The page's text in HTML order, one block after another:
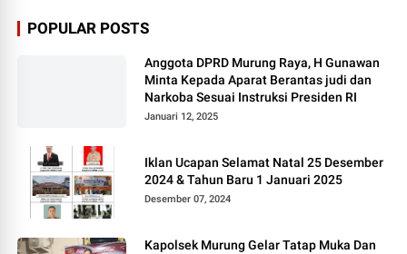
POPULAR POSTS
Anggota DPRD Murung Raya, H Gunawan
Minta Kepada Aparat Berantas judi dan
Narkoba Sesuai Instruksi Presiden RI
Januari 12, 2025
Iklan Ucapan Selamat Natal 25 Desember
2024 & Tahun Baru 1 Januari 2025
Desember 07, 2024
Kapolsek Murung Gelar Tatap Muka Dan